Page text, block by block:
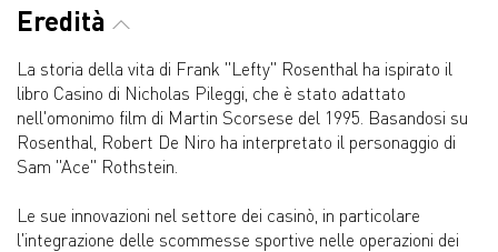
Eredità
La storia della vita di Frank "Lefty" Rosenthal ha ispirato il
libro Casino di Nicholas Pileggi, che è stato adattato
nell'omonimo film di Martin Scorsese del 1995. Basandosi su
Rosenthal, Robert De Niro ha interpretato il personaggio di
Sam "Ace" Rothstein.
Le sue innovazioni nel settore dei casinò, in particolare
l'integrazione delle scommesse sportive nelle operazioni dei